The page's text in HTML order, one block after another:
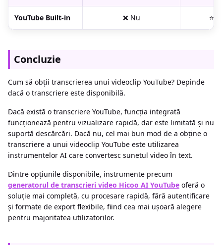
YouTube Built-in ❌ Nu
Concluzie
Cum să obții transcrierea unui videoclip YouTube? Depinde
dacă o transcriere este disponibilă.
Dacă există o transcriere YouTube, funcția integrată
funcționează pentru vizualizare rapidă, dar este limitată și nu
suportă descărcări. Dacă nu, cel mai bun mod de a obține o
transcriere a unui videoclip YouTube este utilizarea
instrumentelor AI care convertesc sunetul video în text.
Dintre opțiunile disponibile, instrumente precum
generatorul de transcrieri video Hicoo AI YouTube oferă o
soluție mai completă, cu procesare rapidă, fără autentificare
și formate de export flexibile, fiind cea mai ușoară alegere
pentru majoritatea utilizatorilor.